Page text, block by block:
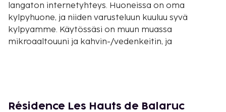
langaton internetyhteys. Huoneissa on oma
kylpyhuone, ja niiden varusteluun kuuluu syvä
kylpyamme. Käytössäsi on muun muassa
mikroaaltouuni ja kahvin-/vedenkeitin, ja
Étang de Thaun järvi - 1,1 km / 0,7 mi
Résidence Les Hauts de Balaruc